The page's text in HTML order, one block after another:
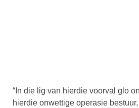
“In die lig van hierdie voorval glo
hierdie onwettige operasie